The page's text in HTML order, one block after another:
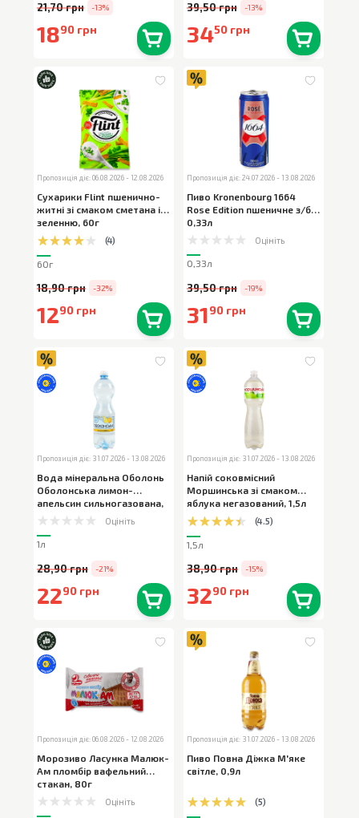
21,70 грн -13%
1890 грн
39,50 грн -13%
3450 грн
Пропозиція діє: 06.08.2026 - 12.08.2026
Сухарики Flint пшенично-
житні зі смаком сметана із
зеленню, 60г
(4)
60г
18,90 грн -32%
1290 грн
Пропозиція діє: 24.07.2026 - 13.08.2026
Пиво Kronenbourg 1664
Rose Edition пшеничне з/б,
0,33л
Оцініть
0,33л
39,50 грн -19%
3190 грн
Пропозиція діє: 31.07.2026 - 13.08.2026
Вода мінеральна Оболонь
Оболонська лимон-
апельсин сильногазована,
1л
Оцініть
1л
28,90 грн -21%
2290 грн
Пропозиція діє: 31.07.2026 - 13.08.2026
Напій соковмісний
Моршинська зі смаком
яблука негазований, 1,5л
(4.5)
1,5л
38,90 грн -15%
3290 грн
Пропозиція діє: 06.08.2026 - 12.08.2026
Морозиво Ласунка Малюк-
Ам пломбір вафельний
стакан, 80г
Оцініть
Пропозиція діє: 31.07.2026 - 13.08.2026
Пиво Повна Діжка М'яке
світле, 0,9л
(5)